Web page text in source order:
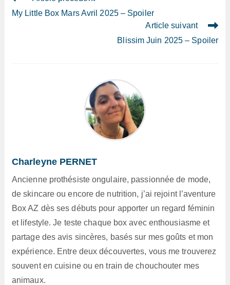
articles
My Little Box Mars Avril 2025 – Spoiler
Article suivant
Blissim Juin 2025 – Spoiler
Charleyne PERNET
Ancienne prothésiste ongulaire, passionnée de mode,
de skincare ou encore de nutrition, j’ai rejoint l’aventure
Box AZ dès ses débuts pour apporter un regard féminin
et lifestyle. Je teste chaque box avec enthousiasme et
partage des avis sincères, basés sur mes goûts et mon
expérience. Entre deux découvertes, vous me trouverez
souvent en cuisine ou en train de chouchouter mes
animaux.